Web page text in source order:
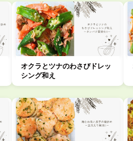
オクラとツナのわさびドレッ
シング和え